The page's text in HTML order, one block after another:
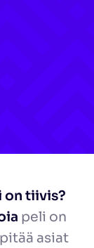
on tiivis?
peli on
asiat